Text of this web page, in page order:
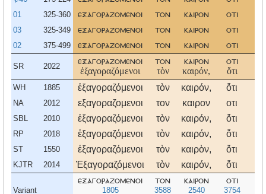
01 325-360 εξαγοραζομενοι τον καιρον οτι
03 325-349 εξαγοραζομενοι τον καιρον οτι
02 375-499 εξαγοραζομενοι τον καιρον οτι
SR 2022
εξαγοραζομενοι
ἐξαγοραζόμενοι
τον
τὸν
καιρον
καιρόν,
οτι
ὅτι
WH 1885 ἐξαγοραζόμενοι τὸν καιρόν, ὅτι
NA 2012 εξαγοραζομενοι τον καιρον οτι
SBL 2010 ἐξαγοραζόμενοι τὸν καιρόν, ὅτι
RP 2018 ἐξαγοραζόμενοι τὸν καιρόν, ὅτι
ST 1550 ἐξαγοραζόμενοι τὸν καιρὸν, ὅτι
KJTR 2014 Ἐξαγοραζόμενοι τὸν καιρόν, ὅτι
Variant
εξαγοραζομενοι
1805
τον
3588
καιρον
2540
οτι
3754